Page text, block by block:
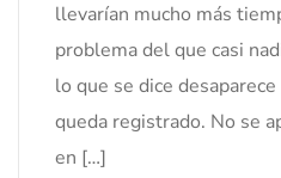
llevarían mucho más
problema del que casi
lo que se dice
queda registrado. No se
en […]